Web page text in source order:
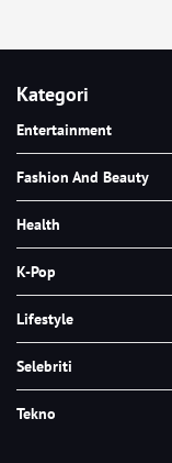
Kategori
Entertainment
Fashion And Beauty
Health
K-Pop
Lifestyle
Selebriti
Tekno